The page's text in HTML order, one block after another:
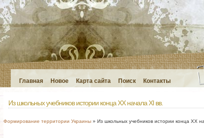
Главная Новое Карта сайта Поиск Контакты
Из школьных учебников истории конца ХХ начала ХІ вв.
Формирование территории Украины» Из школьных учебников истории конца ХХ